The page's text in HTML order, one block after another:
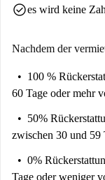
check_circlees wird keine
Nachdem der
100 %
60 Tage oder mehr
50%
zwischen 30 und 59
0%
Tage oder weniger